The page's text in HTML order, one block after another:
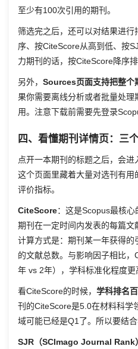
至少有100次引用的期刊。
筛选完之后，还可以对结果进
序、按CiteScore从高到低、按
力期刊的话，按CiteScore降序排
另外， Sources页面支持把整个
果你需要离线分析或者批量处理
用。注意下载前需要先登录
四、看懂期刊详情页：三
点开一本期刊的标题之后，会进
这个页面里藏着大量对选刊有
评价指标。
CiteScore：这是Scopus最核
期刊在一定时间内发表的每篇
计算方式是：期刊某一年获得
的文献总数。与影响因子相比
年 vs 2年），学科标准化程度更
看CiteScore的时候， 学科排名
刊的CiteScore是5.0在材料科学
域可能已经是Q1了。所以要结合
SJR（SCImago Journal Rank）